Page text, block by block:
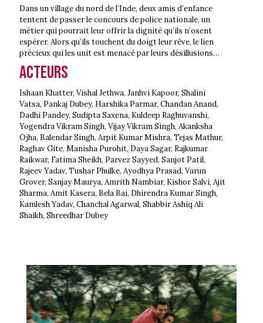
Dans un village du nord de l’Inde, deux amis d’enfance
tentent de passer le concours de police nationale, un
métier qui pourrait leur offrir la dignité qu’ils n’osent
espérer. Alors qu’ils touchent du doigt leur rêve, le lien
précieux qui les unit est menacé par leurs désillusions…
Acteurs
Ishaan Khatter, Vishal Jethwa, Janhvi Kapoor, Shalini
Vatsa, Pankaj Dubey, Harshika Parmar, Chandan Anand,
Dadhi Pandey, Sudipta Saxena, Kuldeep Raghuvanshi,
Yogendra Vikram Singh, Vijay Vikram Singh, Akanksha
Ojha, Balendar Singh, Arpit Kumar Mishra, Tejas Mathur,
Raghav Gite, Manisha Purohit, Daya Sagar, Rajkumar
Raikwar, Fatima Sheikh, Parvez Sayyed, Sanjot Patil,
Rajeev Yadav, Tushar Phulke, Ayodhya Prasad, Varun
Grover, Sanjay Maurya, Amrith Nambiar, Kishor Salvi, Ajit
Sharma, Amit Kasera, Bela Bai, Dhirendra Kumar Singh,
Kamlesh Yadav, Chanchal Agarwal, Shabbir Ashiq Ali
Shaikh, Shreedhar Dubey